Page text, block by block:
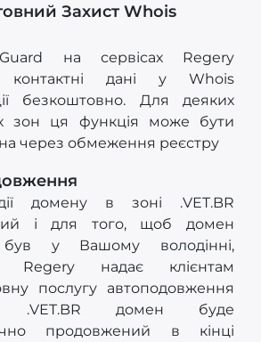
Захист Whois
на сервісах Regery
контактні дані у Whois
безкоштовно. Для деяких
зон ця функція може бути
через обмеження реєстру
домену в зоні .VET.BR
і для того, щоб домен
у Вашому володінні,
Regery надає клієнтам
послугу автоподовження
.VET.BR домен буде
продовжений в кінці